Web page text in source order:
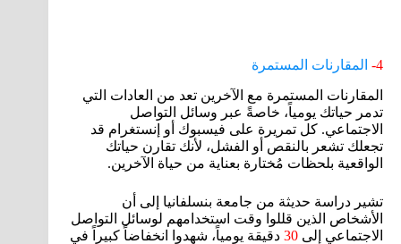
4-
المقارنات المستمرة
المقارنات المستمرة مع الآخرين تعد من العادات التي
تدمر حياتك يومياً، خاصةً عبر وسائل التواصل
الاجتماعي. كل تمريرة على فيسبوك أو إنستغرام قد
تجعلك تشعر بالنقص أو الفشل، لأنك تقارن حياتك
الواقعية بلحظات مُختارة بعناية من حياة الآخرين.
تشير دراسة حديثة من جامعة بنسلفانيا إلى أن
الأشخاص الذين قللوا وقت استخدامهم لوسائل التواصل
الاجتماعي إلى 30 دقيقة يومياً، شهدوا انخفاضاً كبيراً في